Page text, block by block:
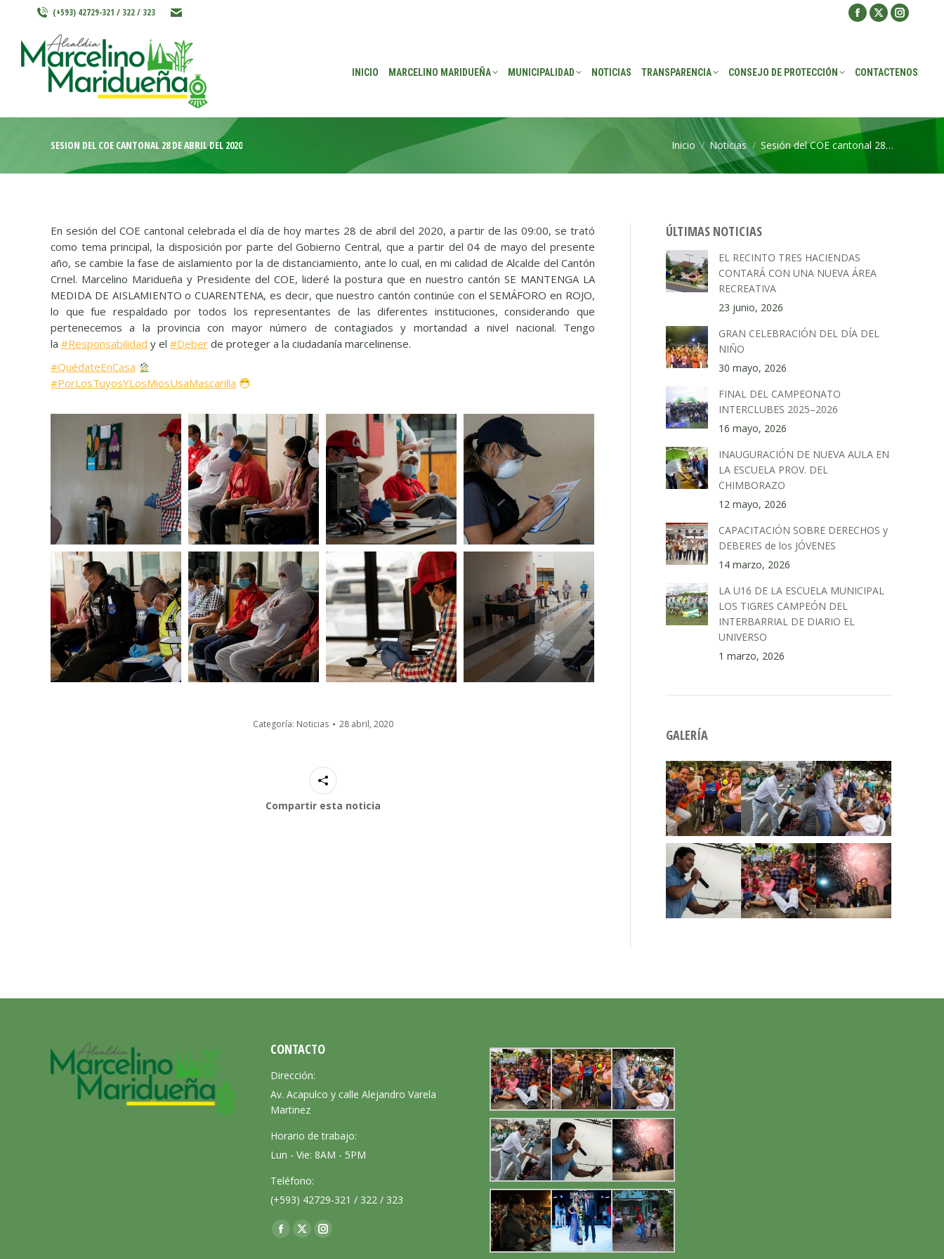
(+593) 42729-321 / 322 / 323
Facebook
in
X
in
in
INICIO MARCELINO MARIDUEÑA MUNICIPALIDAD NOTICIAS TRANSPARENCIA CONSEJO DE PROTECCIÓN CONTACTENOS
SESIÓN DEL COE CANTONAL 28 DE ABRIL DEL 2020 Estás aquí:
Inicio Noticias Sesión del COE cantonal 28…
En sesión del COE cantonal celebrada el día de hoy martes 28 de abril del 2020, a partir de las 09:00, se trató
como tema principal, la disposición por parte del Gobierno Central, que a partir del 04 de mayo del presente
año, se cambie la fase de aislamiento por la de distanciamiento, ante lo cual, en mi calidad de Alcalde del Cantón
Crnel. Marcelino Maridueña y Presidente del COE, lideré la postura que en nuestro cantón SE MANTENGA LA
MEDIDA DE AISLAMIENTO o CUARENTENA, es decir, que nuestro cantón continúe con el SEMÁFORO en ROJO,
lo que fue respaldado por todos los representantes de las diferentes instituciones, considerando que
pertenecemos a la provincia con mayor número de contagiados y mortandad a nivel nacional. Tengo
la #Responsabilidad y el #Deber de proteger a la ciudadanía marcelinense.
#QuédateEnCasa
#PorLosTuyosYLosMiosUsaMascarilla
Categoría: Noticias 28 abril, 2020
Compartir esta noticia
ÚLTIMAS NOTICIAS
EL RECINTO TRES HACIENDAS
CONTARÁ CON UNA NUEVA ÁREA
RECREATIVA
23 junio, 2026
GRAN CELEBRACIÓN DEL DÍA DEL
NIÑO
30 mayo, 2026
FINAL DEL CAMPEONATO
INTERCLUBES 2025–2026
16 mayo, 2026
INAUGURACIÓN DE NUEVA AULA EN
LA ESCUELA PROV. DEL
CHIMBORAZO
12 mayo, 2026
CAPACITACIÓN SOBRE DERECHOS y
DEBERES de los JÓVENES
14 marzo, 2026
LA U16 DE LA ESCUELA MUNICIPAL
LOS TIGRES CAMPEÓN DEL
INTERBARRIAL DE DIARIO EL
UNIVERSO
1 marzo, 2026
GALERÍA
CONTACTO
Dirección:
Av. Acapulco y calle Alejandro Varela
Martinez
Horario de trabajo:
Lun - Vie: 8AM - 5PM
Teléfono:
(+593) 42729-321 / 322 / 323
Encuéntranos en:
Facebook
X
Instagram